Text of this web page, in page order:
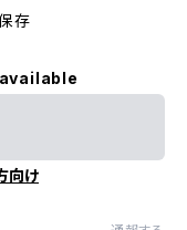
存
向け